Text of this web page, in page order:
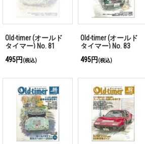
Old-timer (オールド
タイマー) No. 81
495円(税込)
Old-timer (オールド
タイマー) No. 83
495円(税込)